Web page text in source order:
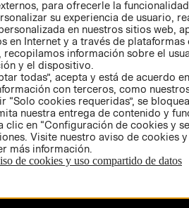
PRIVACIDAD
GIFT CARD
AVISO DE
para ofrecerle la
su experiencia de usuario,
en nuestros sitios web,
en Internet y a través de plataformas
recopilamos información sobre el
y el dispositivo.
todas”, acepta y está de acuerdo
con terceros, como
“Solo cookies requeridas”, se
nuestra entrega de contenido y
clic en “Configuración de cookies y
Visite nuestro aviso de cookies
más información.
de cookies y uso compartido de datos